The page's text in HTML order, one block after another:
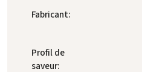
Fabricant:
Profil de
saveur: